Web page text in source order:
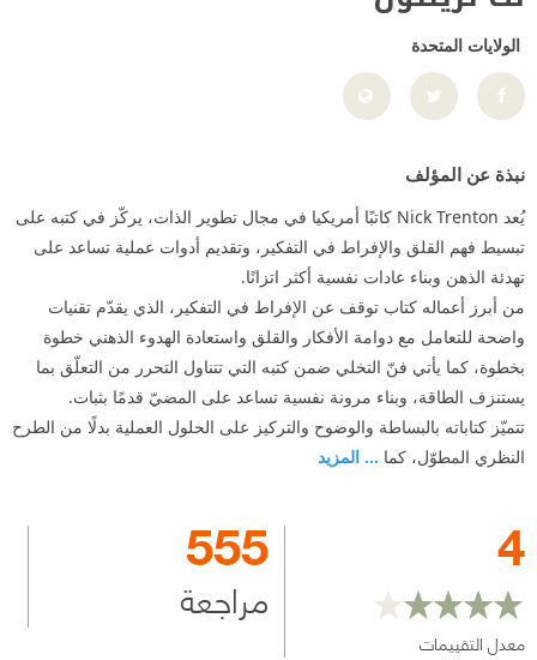
الولايات المتحدة
نبذة عن المؤلف
يُعد Nick Trenton كاتبًا أمريكيا في مجال تطوير الذات، يركّز في كتبه على
تبسيط فهم القلق والإفراط في التفكير، وتقديم أدوات عملية تساعد على
تهدئة الذهن وبناء عادات نفسية أكثر اتزانًا.
من أبرز أعماله كتاب توقف عن الإفراط في التفكير، الذي يقدّم تقنيات
واضحة للتعامل مع دوامة الأفكار والقلق واستعادة الهدوء الذهني خطوة
بخطوة، كما يأتي فنّ التخلي ضمن كتبه التي تتناول التحرر من التعلّق بما
يستنزف الطاقة، وبناء مرونة نفسية تساعد على المضيّ قدمًا بثبات.
تتميّز كتاباته بالبساطة والوضوح والتركيز على الحلول العملية بدلًا من الطرح
النظري المطوّل، كما ... المزيد
4
معدل التقييمات
555
مراجعة